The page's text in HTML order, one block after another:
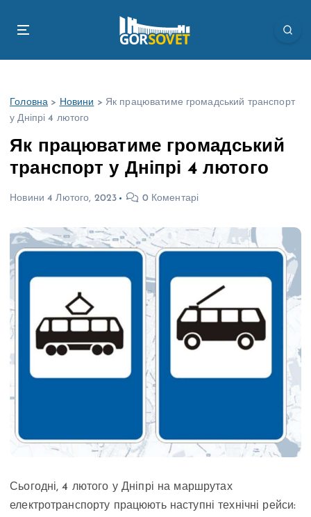
Головна > Новини > Як працюватиме громадський транспорт
у Дніпрі 4 лютого
Як працюватиме громадський
транспорт у Дніпрі 4 лютого
Новини 4 Лютого, 2023 0 Коментарі
Сьогодні, 4 лютого у Дніпрі на маршрутах
електротранспорту працюють наступні технічні рейси: